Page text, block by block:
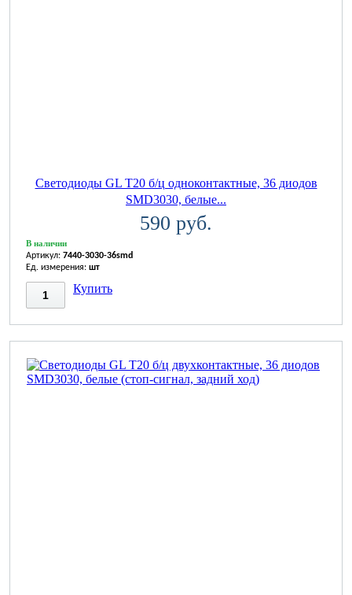
Светодиоды GL T20 б/ц одноконтактные, 36 диодов
SMD3030, белые...
590 руб.
В наличии
Артикул: 7440-3030-36smd
Ед. измерения: шт
Купить